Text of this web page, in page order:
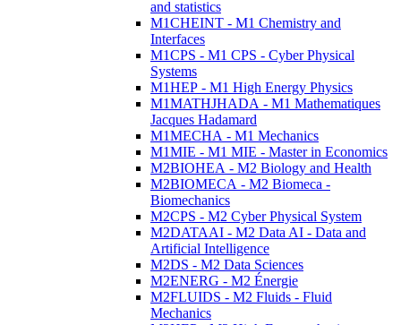
and statistics
M1CHEINT - M1 Chemistry and
Interfaces
M1CPS - M1 CPS - Cyber Physical
Systems
M1HEP - M1 High Energy Physics
M1MATHJHADA - M1 Mathematiques
Jacques Hadamard
M1MECHA - M1 Mechanics
M1MIE - M1 MIE - Master in Economics
M2BIOHEA - M2 Biology and Health
M2BIOMECA - M2 Biomeca -
Biomechanics
M2CPS - M2 Cyber Physical System
M2DATAAI - M2 Data AI - Data and
Artificial Intelligence
M2DS - M2 Data Sciences
M2ENERG - M2 Énergie
M2FLUIDS - M2 Fluids - Fluid
Mechanics